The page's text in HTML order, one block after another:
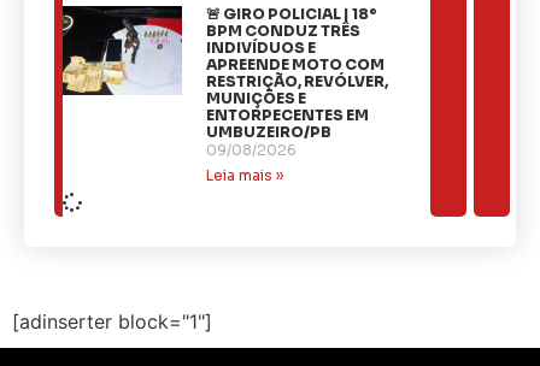
🚨 GIRO POLICIAL | 18º
BPM CONDUZ TRÊS
INDIVÍDUOS E
APREENDE MOTO COM
RESTRIÇÃO, REVÓLVER,
MUNIÇÕES E
ENTORPECENTES EM
UMBUZEIRO/PB
09/08/2026
Leia mais »
[adinserter block="1"]